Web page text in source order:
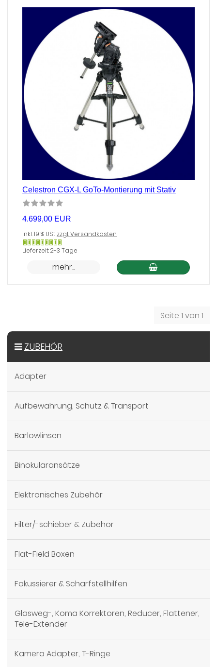
Celestron CGX-L GoTo-Montierung mit Stativ
4.699,00 EUR
inkl. 19 % USt zzgl. Versandkosten
Gewöhnlich
versandfertig
Lieferzeit: 2-3 Tage
mehr...
Seite 1 von 1
ZUBEHÖR
Adapter
Aufbewahrung, Schutz & Transport
Barlowlinsen
Binokularansätze
Elektronisches Zubehör
Filter/-schieber & Zubehör
Flat-Field Boxen
Fokussierer & Scharfstellhilfen
Glasweg-, Koma Korrektoren, Reducer, Flattener,
Tele-Extender
Kamera Adapter, T-Ringe